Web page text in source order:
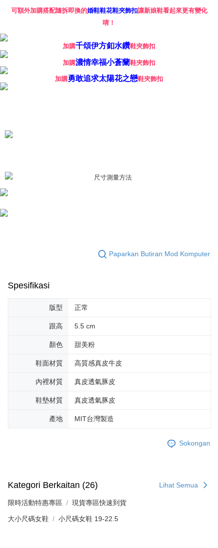
Perkhidmatan AFTEE Beli Sekarang Bayar Kemudian disediakan oleh NP
Taiwan, Inc. dan AFTEE akan membuat bil kepada pengguna. AFTEE
akan menggunakan data peribadi yang dikumpul (termasuk nama
penggunaan perkhidmatan. Sila rujuk kepada "Penyata Pengumpulan
(https://aftee.tw/privacypolicy/) untuk maklumat lanjut.
Jumlah yang diperakui untuk pengguna kali pertama yang lulus
oleh AFTEE, sila jangan gunakan perkhidmatan ini.
可額外加購搭配隨拆即換的婚鞋鞋花鞋夾飾扣讓新娘鞋看起來更有變化
唷！
加購千頌伊方釦水鑽鞋夾飾扣
加購濃情幸福小蒼蘭鞋夾飾扣
加購勇敢追求太陽花之戀鞋夾飾扣
Paparkan Butiran Mod Komputer
Spesifikasi
版型 正常
跟高 5.5 cm
顏色 甜美粉
鞋面材質 高質感真皮牛皮
內裡材質 真皮透氣豚皮
鞋墊材質 真皮透氣豚皮
產地 MIT台灣製造
Sokongan
Kategori Berkaitan (26) Lihat Semua
限時活動特惠專區 現貨專區快速到貨
大小尺碼女鞋 小尺碼女鞋 19-22.5